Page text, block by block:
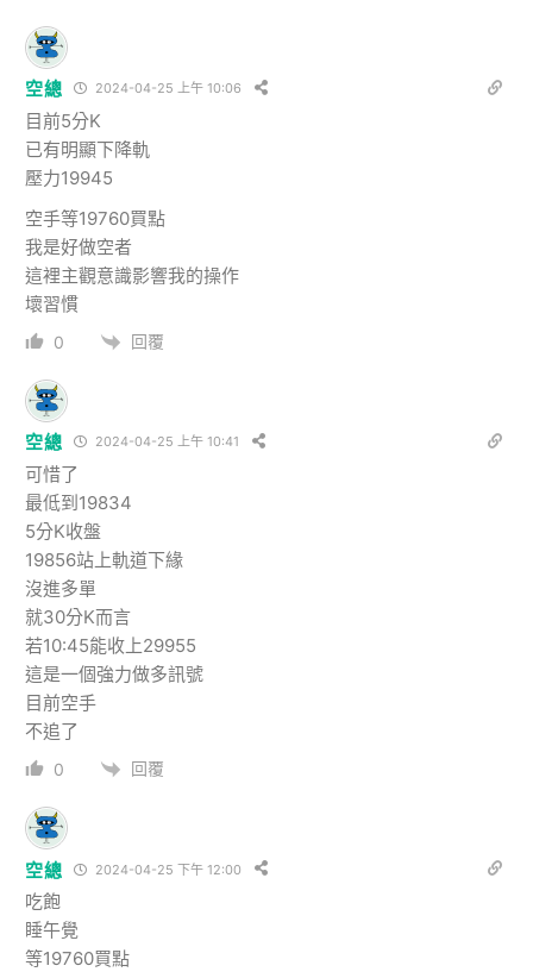
空總 2024-04-25 上午 10:06
目前5分K
已有明顯下降軌
壓力19945
空手等19760買點
我是好做空者
這裡主觀意識影響我的操作
壞習慣
0 回覆
空總 2024-04-25 上午 10:41
可惜了
最低到19834
5分K收盤
19856站上軌道下緣
沒進多單
就30分K而言
若10:45能收上29955
這是一個強力做多訊號
目前空手
不追了
0 回覆
空總 2024-04-25 下午 12:00
吃飽
睡午覺
等19760買點